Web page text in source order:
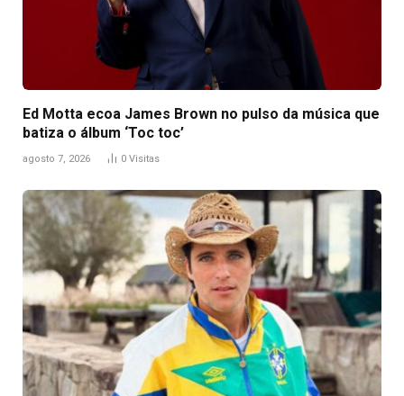
Ed Motta ecoa James Brown no pulso da música que
batiza o álbum ‘Toc toc’
agosto 7, 2026 0 Visitas